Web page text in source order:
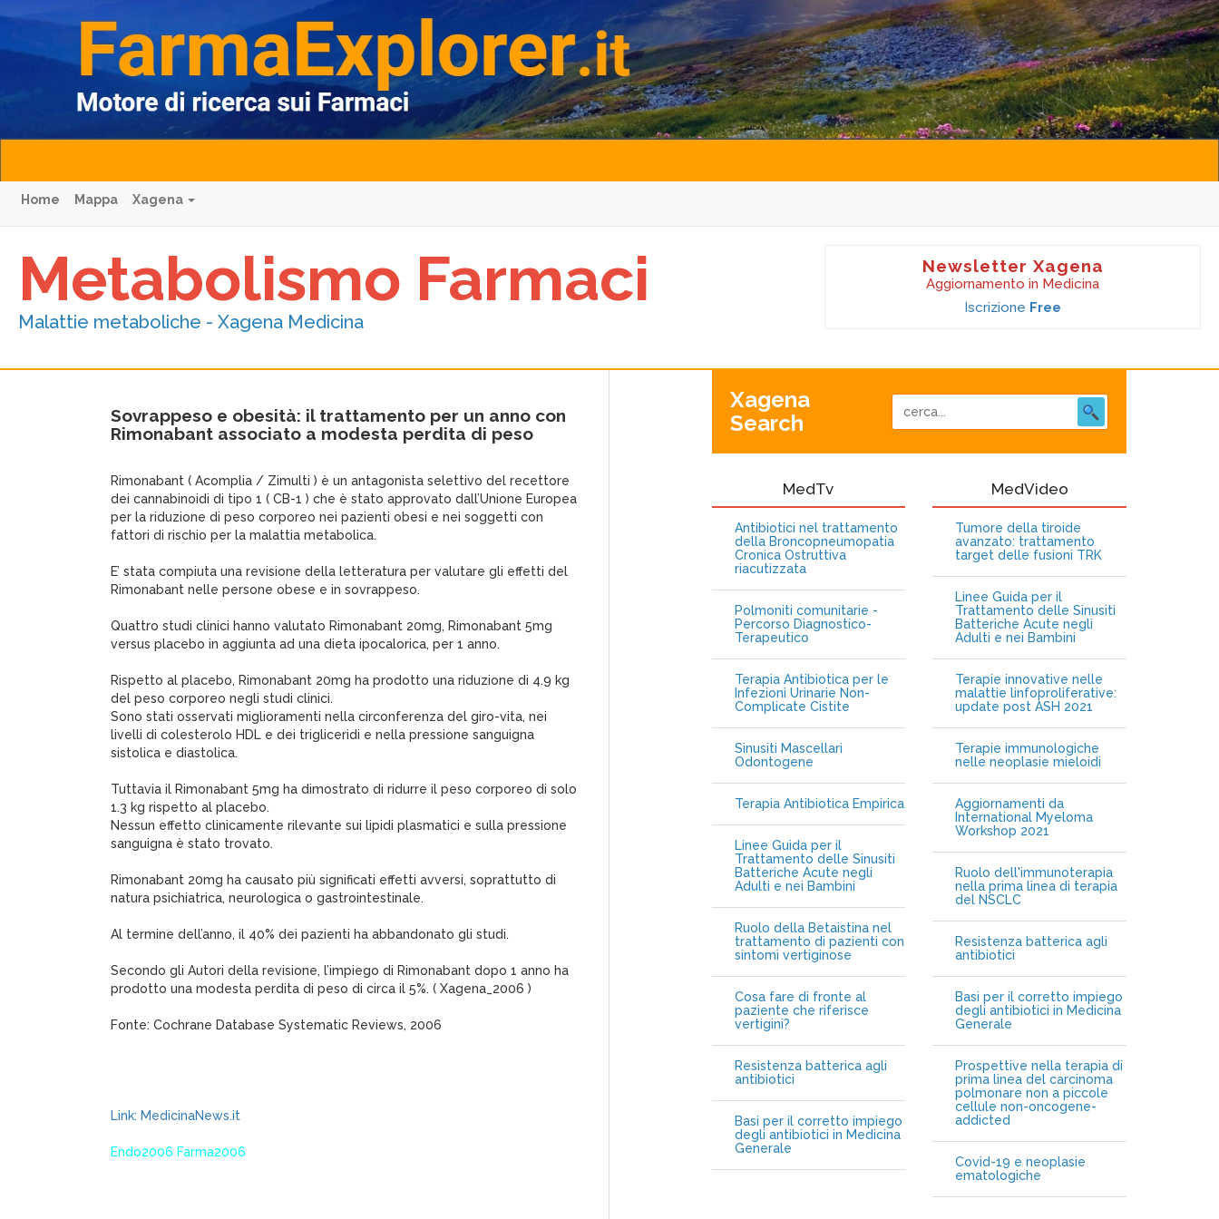
Home Mappa Xagena
Metabolismo Farmaci
Malattie metaboliche - Xagena Medicina
Newsletter Xagena
Aggiornamento in Medicina
Iscrizione Free
Sovrappeso e obesità: il trattamento per un anno con
Rimonabant associato a modesta perdita di peso
Rimonabant ( Acomplia / Zimulti ) è un antagonista selettivo del recettore
dei cannabinoidi di tipo 1 ( CB-1 ) che è stato approvato dall’Unione Europea
per la riduzione di peso corporeo nei pazienti obesi e nei soggetti con
fattori di rischio per la malattia metabolica.
E’ stata compiuta una revisione della letteratura per valutare gli effetti del
Rimonabant nelle persone obese e in sovrappeso.
Quattro studi clinici hanno valutato Rimonabant 20mg, Rimonabant 5mg
versus placebo in aggiunta ad una dieta ipocalorica, per 1 anno.
Rispetto al placebo, Rimonabant 20mg ha prodotto una riduzione di 4.9 kg
del peso corporeo negli studi clinici.
Sono stati osservati miglioramenti nella circonferenza del giro-vita, nei
livelli di colesterolo HDL e dei trigliceridi e nella pressione sanguigna
sistolica e diastolica.
Tuttavia il Rimonabant 5mg ha dimostrato di ridurre il peso corporeo di solo
1.3 kg rispetto al placebo.
Nessun effetto clinicamente rilevante sui lipidi plasmatici e sulla pressione
sanguigna è stato trovato.
Rimonabant 20mg ha causato più significati effetti avversi, soprattutto di
natura psichiatrica, neurologica o gastrointestinale.
Al termine dell’anno, il 40% dei pazienti ha abbandonato gli studi.
Secondo gli Autori della revisione, l’impiego di Rimonabant dopo 1 anno ha
prodotto una modesta perdita di peso di circa il 5%. ( Xagena_2006 )
Fonte: Cochrane Database Systematic Reviews, 2006
Link: MedicinaNews.it
Endo2006 Farma2006
Xagena
Search
MedTv
Antibiotici nel trattamento
della Broncopneumopatia
Cronica Ostruttiva
riacutizzata
Polmoniti comunitarie -
Percorso Diagnostico-
Terapeutico
Terapia Antibiotica per le
Infezioni Urinarie Non-
Complicate Cistite
Sinusiti Mascellari
Odontogene
Terapia Antibiotica Empirica
Linee Guida per il
Trattamento delle Sinusiti
Batteriche Acute negli
Adulti e nei Bambini
Ruolo della Betaistina nel
trattamento di pazienti con
sintomi vertiginose
Cosa fare di fronte al
paziente che riferisce
vertigini?
Resistenza batterica agli
antibiotici
Basi per il corretto impiego
degli antibiotici in Medicina
Generale
MedVideo
Tumore della tiroide
avanzato: trattamento
target delle fusioni TRK
Linee Guida per il
Trattamento delle Sinusiti
Batteriche Acute negli
Adulti e nei Bambini
Terapie innovative nelle
malattie linfoproliferative:
update post ASH 2021
Terapie immunologiche
nelle neoplasie mieloidi
Aggiornamenti da
International Myeloma
Workshop 2021
Ruolo dell'immunoterapia
nella prima linea di terapia
del NSCLC
Resistenza batterica agli
antibiotici
Basi per il corretto impiego
degli antibiotici in Medicina
Generale
Prospettive nella terapia di
prima linea del carcinoma
polmonare non a piccole
cellule non-oncogene-
addicted
Covid-19 e neoplasie
ematologiche